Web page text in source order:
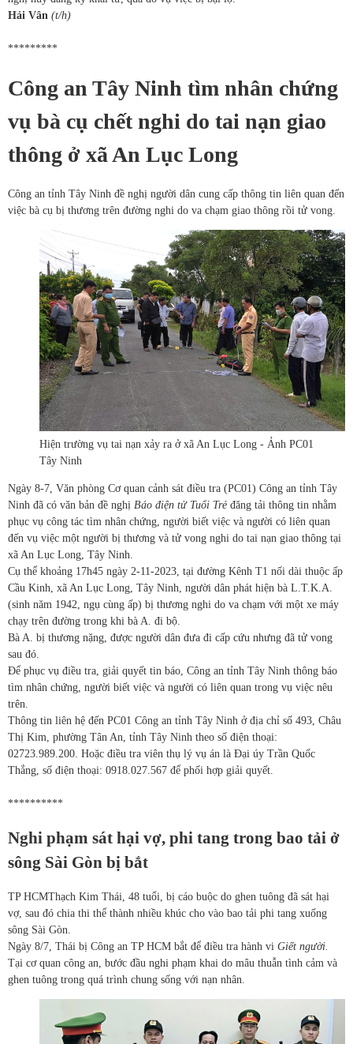
Hải Vân (t/h)
*********
Công an Tây Ninh tìm nhân chứng
vụ bà cụ chết nghi do tai nạn giao
thông ở xã An Lục Long
Công an tỉnh Tây Ninh đề nghị người dân cung cấp thông tin liên quan đến
việc bà cụ bị thương trên đường nghi do va chạm giao thông rồi tử vong.
Hiện trường vụ tai nạn xảy ra ở xã An Lục Long - Ảnh PC01
Tây Ninh
Ngày 8-7, Văn phòng Cơ quan cảnh sát điều tra (PC01) Công an tỉnh Tây
Ninh đã có văn bản đề nghị Báo điện tử Tuổi Trẻ đăng tải thông tin nhằm
phục vụ công tác tìm nhân chứng, người biết việc và người có liên quan
đến vụ việc một người bị thương và tử vong nghi do tai nạn giao thông tại
xã An Lục Long, Tây Ninh.
Cụ thể khoảng 17h45 ngày 2-11-2023, tại đường Kênh T1 nối dài thuộc ấp
Cầu Kinh, xã An Lục Long, Tây Ninh, người dân phát hiện bà L.T.K.A.
(sinh năm 1942, ngụ cùng ấp) bị thương nghi do va chạm với một xe máy
chạy trên đường trong khi bà A. đi bộ.
Bà A. bị thương nặng, được người dân đưa đi cấp cứu nhưng đã tử vong
sau đó.
Để phục vụ điều tra, giải quyết tin báo, Công an tỉnh Tây Ninh thông báo
tìm nhân chứng, người biết việc và người có liên quan trong vụ việc nêu
trên.
Thông tin liên hệ đến PC01 Công an tỉnh Tây Ninh ở địa chỉ số 493, Châu
Thị Kim, phường Tân An, tỉnh Tây Ninh theo số điện thoại:
02723.989.200. Hoặc điều tra viên thụ lý vụ án là Đại úy Trần Quốc
Thắng, số điện thoại: 0918.027.567 để phối hợp giải quyết.
**********
Nghi phạm sát hại vợ, phi tang trong bao tải ở
sông Sài Gòn bị bắt
TP HCMThạch Kim Thái, 48 tuổi, bị cáo buộc do ghen tuông đã sát hại
vợ, sau đó chia thi thể thành nhiều khúc cho vào bao tải phi tang xuống
sông Sài Gòn.
Ngày 8/7, Thái bị Công an TP HCM bắt để điều tra hành vi Giết người.
Tại cơ quan công an, bước đầu nghi phạm khai do mâu thuẫn tình cảm và
ghen tuông trong quá trình chung sống với nạn nhân.